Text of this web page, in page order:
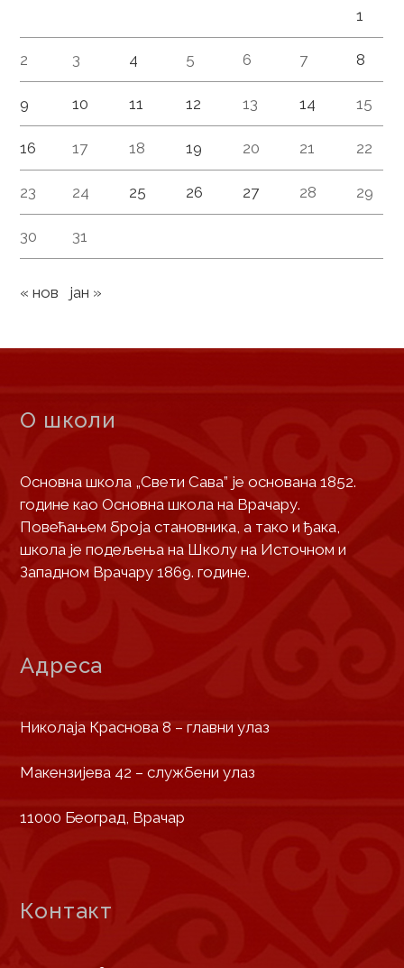
1
2 3 4 5 6 7 8
9 10 11 12 13 14 15
16 17 18 19 20 21 22
23 24 25 26 27 28 29
30 31
« нов јан »
О школи
Основна школа „Свети Сава” је основана 1852.
године као Основна школа на Врачару.
Повећањем броја становника, а тако и ђака,
школа је подељења на Школу на Источном и
Западном Врачару 1869. године.
Адреса
Николаја Краснова 8 – главни улаз
Макензијева 42 – службени улаз
11000 Београд, Врачар
Контакт